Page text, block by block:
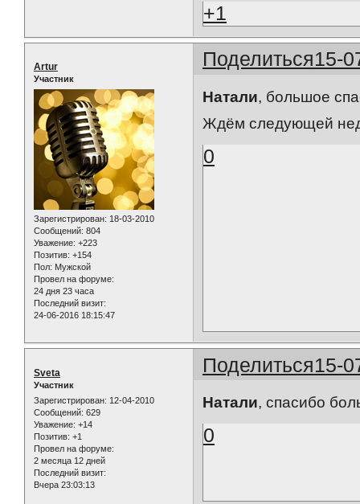
+1
Поделиться15-
Artur
Участник
Зарегистрирован: 18-03-2010
Сообщений: 804
Уважение: +223
Позитив: +154
Пол: Мужской
Провел на форуме:
24 дня 23 часа
Последний визит:
24-06-2016 18:15:47
Натали, большое
Ждём следующей
0
Поделиться15-
Sveta
Участник
Зарегистрирован: 12-04-2010
Сообщений: 629
Уважение: +14
Позитив: +1
Провел на форуме:
2 месяца 12 дней
Последний визит:
Вчера 23:03:13
Натали, спасибо
0